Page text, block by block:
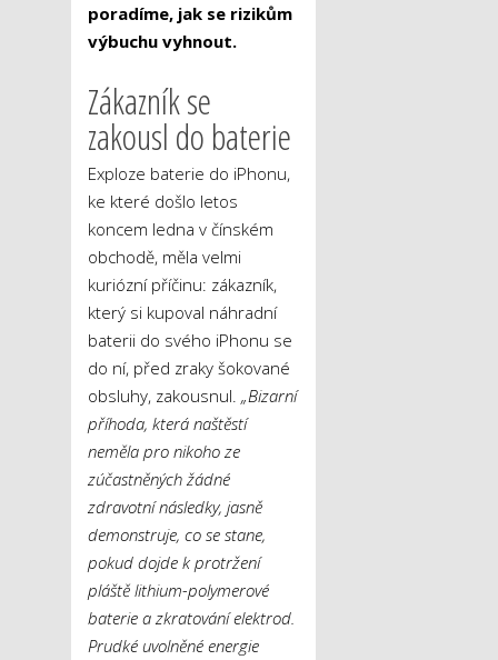
poradíme, jak se rizikům
výbuchu vyhnout.
Zákazník se
zakousl do baterie
Exploze baterie do iPhonu,
ke které došlo letos
koncem ledna v čínském
obchodě, měla velmi
kuriózní příčinu: zákazník,
který si kupoval náhradní
baterii do svého iPhonu se
do ní, před zraky šokované
obsluhy, zakousnul. „Bizarní
příhoda, která naštěstí
neměla pro nikoho ze
zúčastněných žádné
zdravotní následky, jasně
demonstruje, co se stane,
pokud dojde k protržení
pláště lithium-polymerové
baterie a zkratování elektrod.
Prudké uvolněné energie